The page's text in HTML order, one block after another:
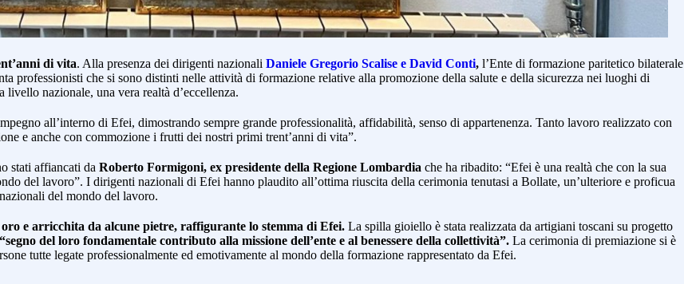
di vita. Alla presenza dei dirigenti nazionali Daniele Gregorio Scalise e David Conti, l’Ente di formazione paritetico bilaterale
professionisti che si sono distinti nelle attività di formazione relative alla promozione della salute e della sicurezza nei luoghi di
nazionale, una vera realtà d’eccellenza.
all’interno di Efei, dimostrando sempre grande professionalità, affidabilità, senso di appartenenza. Tanto lavoro realizzato con
e anche con commozione i frutti dei nostri primi trent’anni di vita”.
stati affiancati da Roberto Formigoni, ex presidente della Regione Lombardia che ha ribadito: “Efei è una realtà che con la sua
del lavoro”. I dirigenti nazionali di Efei hanno plaudito all’ottima riuscita della cerimonia tenutasi a Bollate, un’ulteriore e proficua
del mondo del lavoro.
e arricchita da alcune pietre, raffigurante lo stemma di Efei. La spilla gioiello è stata realizzata da artigiani toscani su progetto
“segno del loro fondamentale contributo alla missione dell’ente e al benessere della collettività”. La cerimonia di premiazione si è
tutte legate professionalmente ed emotivamente al mondo della formazione rappresentato da Efei.